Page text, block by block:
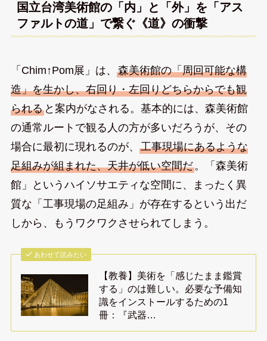
国立台湾美術館の「内」と「外」を「アス
ファルトの道」で繋ぐ《道》の衝撃
「Chim↑Pom展」は、 森美術館の「周回可能な構
造」を生かし、右回り・左回りどちらからでも観
られると案内がなされる。基本的には、森美術館
の通常ルートで観る人の方が多いだろうが、その
場合に最初に現れるのが、 工事現場にあるような
足組みが組まれた、天井が低い空間だ。「森美術
館」というハイソサエティな空間に、まったく異
質な「工事現場の足組み」が存在するという出だ
しから、もうワクワクさせられてしまう。
あわせて読みたい
【教養】美術を「感じたまま鑑賞
する」のは難しい。必要な予備知
識をインストールするための1
冊：『武器…